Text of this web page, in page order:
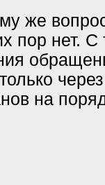
же
пор нет. С
на